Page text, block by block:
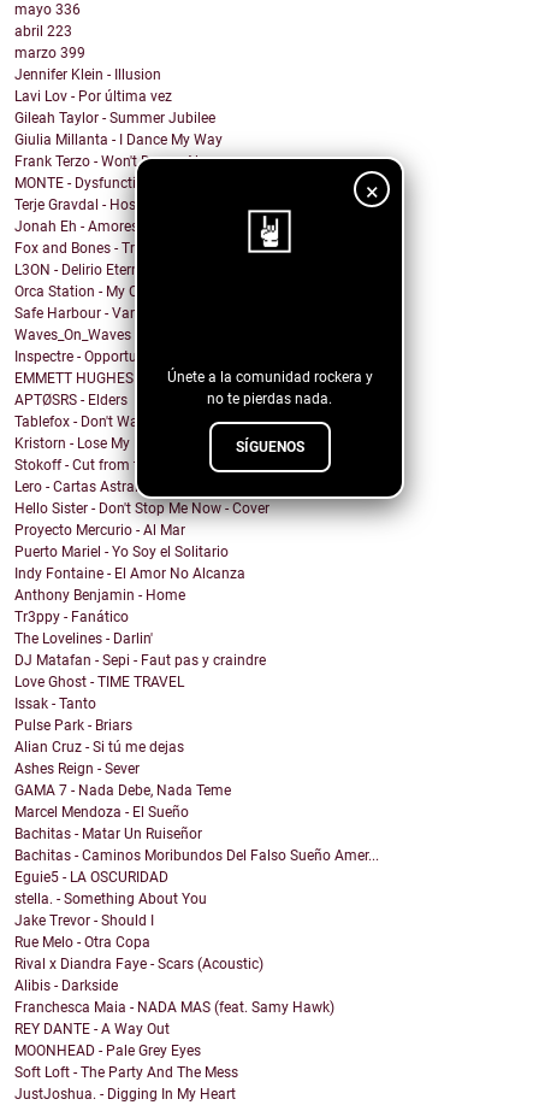
×
Únete a la comunidad rockera y
no te pierdas nada.
SÍGUENOS
mayo 336
abril 223
marzo 399
Jennifer Klein - Illusion
Lavi Lov - Por última vez
Gileah Taylor - Summer Jubilee
Giulia Millanta - I Dance My Way
Frank Terzo - Won't Dance Alone
MONTE - Dysfunctional Mess
Terje Gravdal - Hostage In My Home (feat. Frida H...
Jonah Eh - Amores de Fin de Semana
Fox and Bones - Tricks
L3ON - Delirio Eterno
Orca Station - My Compass
Safe Harbour - Vampire
Waves_On_Waves & Sonic Shades Of Blue & Castles Ma...
Inspectre - Opportunity
EMMETT HUGHES - What Will I Do
APTØSRS - Elders
Tablefox - Don't Wait For Me To Be What You Want M...
Kristorn - Lose My Mind
Stokoff - Cut from the Same Cloth
Lero - Cartas Astrales
Hello Sister - Don't Stop Me Now - Cover
Proyecto Mercurio - Al Mar
Puerto Mariel - Yo Soy el Solitario
Indy Fontaine - El Amor No Alcanza
Anthony Benjamin - Home
Tr3ppy - Fanático
The Lovelines - Darlin'
DJ Matafan - Sepi - Faut pas y craindre
Love Ghost - TIME TRAVEL
Issak - Tanto
Pulse Park - Briars
Alian Cruz - Si tú me dejas
Ashes Reign - Sever
GAMA 7 - Nada Debe, Nada Teme
Marcel Mendoza - El Sueño
Bachitas - Matar Un Ruiseñor
Bachitas - Caminos Moribundos Del Falso Sueño Amer...
Eguie5 - LA OSCURIDAD
stella. - Something About You
Jake Trevor - Should I
Rue Melo - Otra Copa
Rival x Diandra Faye - Scars (Acoustic)
Alibis - Darkside
Franchesca Maia - NADA MAS (feat. Samy Hawk)
REY DANTE - A Way Out
MOONHEAD - Pale Grey Eyes
Soft Loft - The Party And The Mess
JustJoshua. - Digging In My Heart